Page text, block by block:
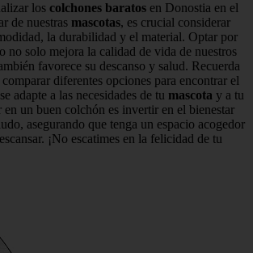
los colchones baratos en Donostia en el
de nuestras mascotas, es crucial considerar
la durabilidad y el material. Optar por
no solo mejora la calidad de vida de nuestros
favorece su descanso y salud. Recuerda
diferentes opciones para encontrar el
adapte a las necesidades de tu mascota y a tu
en un buen colchón es invertir en el bienestar
asegurando que tenga un espacio acogedor
¡No escatimes en la felicidad de tu